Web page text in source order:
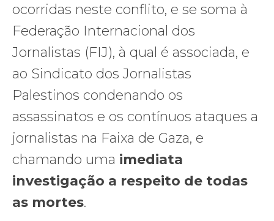
ocorridas neste conflito, e se soma à
Federação Internacional dos
Jornalistas (FIJ), à qual é associada, e
ao Sindicato dos Jornalistas
Palestinos condenando os
assassinatos e os contínuos ataques a
jornalistas na Faixa de Gaza, e
chamando uma imediata
investigação a respeito de todas
as mortes.